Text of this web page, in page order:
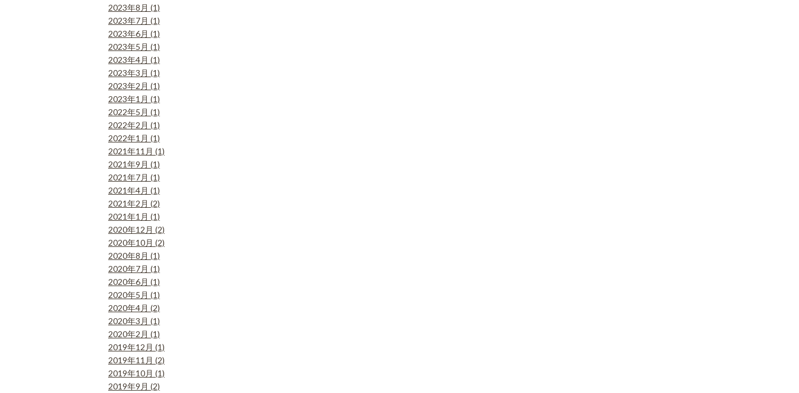
2023年8月 (1)
2023年7月 (1)
2023年6月 (1)
2023年5月 (1)
2023年4月 (1)
2023年3月 (1)
2023年2月 (1)
2023年1月 (1)
2022年5月 (1)
2022年2月 (1)
2022年1月 (1)
2021年11月 (1)
2021年9月 (1)
2021年7月 (1)
2021年4月 (1)
2021年2月 (2)
2021年1月 (1)
2020年12月 (2)
2020年10月 (2)
2020年8月 (1)
2020年7月 (1)
2020年6月 (1)
2020年5月 (1)
2020年4月 (2)
2020年3月 (1)
2020年2月 (1)
2019年12月 (1)
2019年11月 (2)
2019年10月 (1)
2019年9月 (2)